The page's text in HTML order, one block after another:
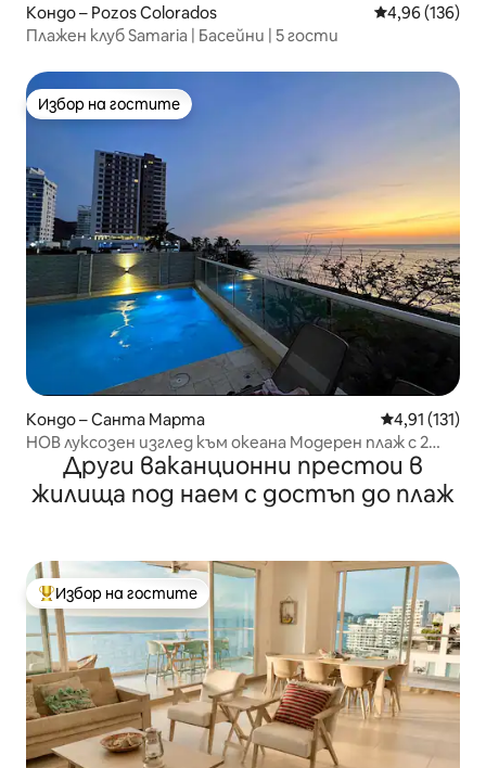
Кондо – Pozos Colorados Средна
4,96 (136)
Плажен клуб Samaria | Басейни | 5 гости
Избор на гостите
Избор на гостите
Кондо – Санта Марта Средна
4,91 (131)
НОВ луксозен изглед към океана Модерен плаж с 2
легла / 2 бани!
Други ваканционни престои в
жилища под наем с достъп до плаж
Най-популярен избор на гостите
Избор на гостите